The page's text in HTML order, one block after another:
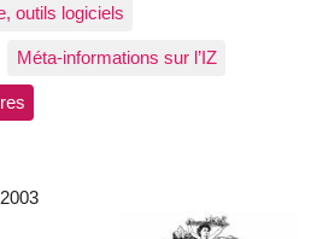
outils logiciels
Méta-informations sur l’IZ